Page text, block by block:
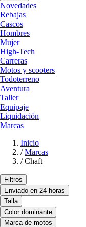
Novedades
Rebajas
Cascos
Hombres
Mujer
High-Tech
Carreras
Motos y scooters
Todoterreno
Aventura
Taller
Equipaje
Liquidación
Marcas
Inicio
/ Marcas
/ Chaft
Filtros
Enviado en 24 horas
Talla
Color dominante
Marca de motos